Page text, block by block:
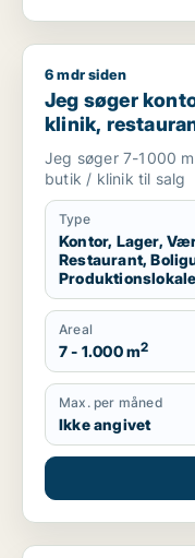
Jeg søger kontor,
6 mdr siden
Jeg søger
klinik,
Guldborgsund
Jeg søger 7-1000
butik / klinik til salg
Type
Kontor, Lager,
Restaurant,
Areal
7 - 1.000 m2
Max. per måned
Ikke angivet